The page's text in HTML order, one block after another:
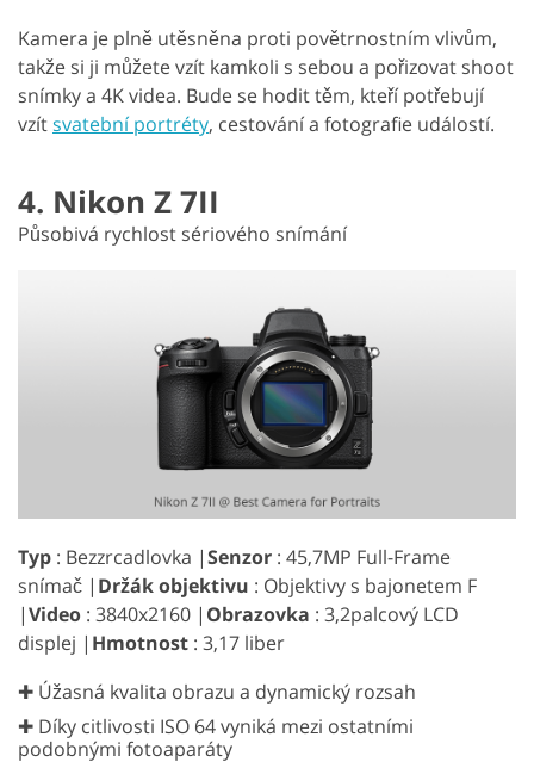
Kamera je plně utěsněna proti povětrnostním vlivům,
takže si ji můžete vzít kamkoli s sebou a pořizovat shoot
snímky a 4K videa. Bude se hodit těm, kteří potřebují
vzítsvatební portréty, cestování a fotografie událostí.
4. Nikon Z 7II
Působivá rychlost sériového snímání
Typ : Bezzrcadlovka |Senzor : 45,7MP Full-Frame
snímač | Držák objektivu : Objektivy s bajonetem F
|Video : 3840x2160 | Obrazovka : 3,2palcový LCD
displej | Hmotnost : 3,17 liber
✚ Úžasná kvalita obrazu a dynamický rozsah
✚ Díky citlivosti ISO 64 vyniká mezi ostatními
podobnými fotoaparáty